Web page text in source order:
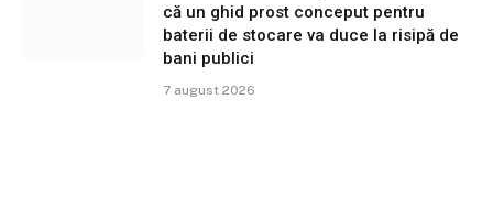
că un ghid prost conceput pentru
baterii de stocare va duce la risipă de
bani publici
7 august 2026